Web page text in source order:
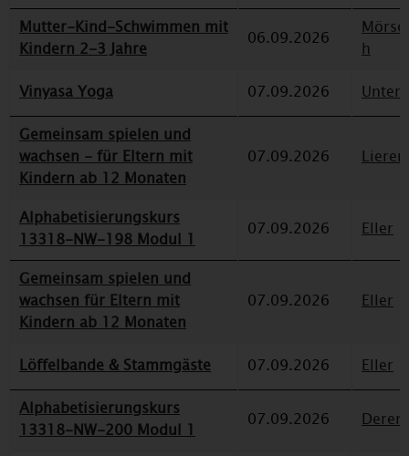
Mutter-Kind-Schwimmen mit
Kindern 2-3 Jahre
06.09.2026
h
Vinyasa Yoga
07.09.2026
Gemeinsam spielen und
wachsen - für Eltern mit
Kindern ab 12 Monaten
07.09.2026
Alphabetisierungskurs
13318-NW-198 Modul 1
07.09.2026 Eller
Gemeinsam spielen und
wachsen für Eltern mit
Kindern ab 12 Monaten
07.09.2026 Eller
Löffelbande & Stammgäste 07.09.2026
Eller
Alphabetisierungskurs
13318-NW-200 Modul 1
07.09.2026